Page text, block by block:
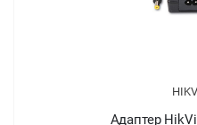
Адаптер